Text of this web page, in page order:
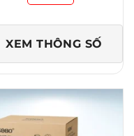
XEM THÔNG SỐ